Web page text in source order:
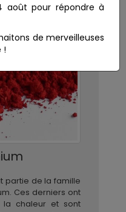
partie de la famille
Ces derniers ont
la chaleur et sont
août pour répondre à
de merveilleuses
!